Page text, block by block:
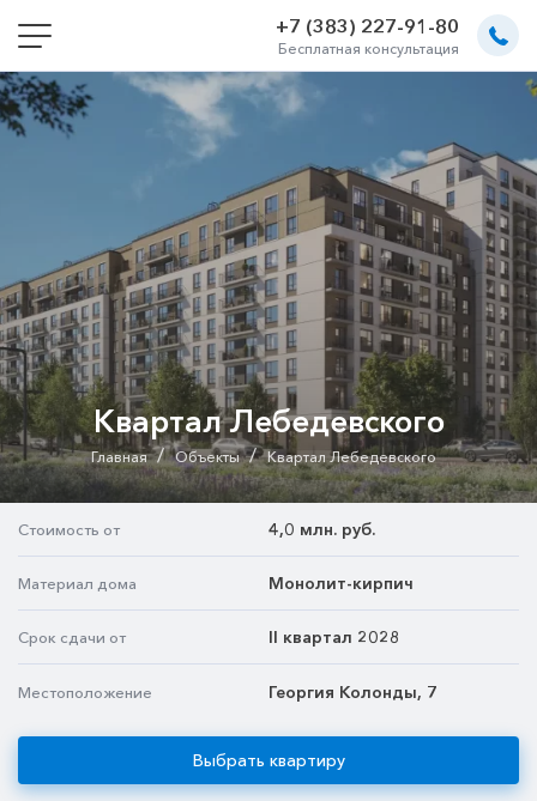
+7 (383) 227-91-80
Бесплатная консультация
Квартал Лебедевского
Главная / Объекты / Квартал Лебедевского
4,0 млн. руб.
Стоимость от
Монолит-кирпич
Материал дома
II квартал 2028
Срок сдачи от
Георгия Колонды, 7
Местоположение
Выбрать квартиру